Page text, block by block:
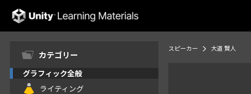
Unity Learning Materials
カテゴリー
グラフィック全般
ライティング
スピーカー 大道 賢人